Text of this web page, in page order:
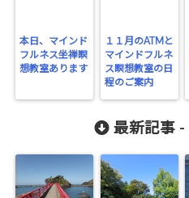
本日、マインド
フルネス坐禅瞑
想教室あります
１１月のATMと
マインドフルネ
ス瞑想教室の日
程のご案内
最新記事 -